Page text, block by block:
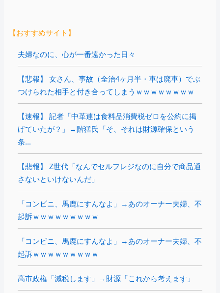
【おすすめサイト】
夫婦なのに、心が一番遠かった日々
【悲報】 女さん、事故（全治4ヶ月半・車は廃車）でぶ
つけられた相手と付き合ってしまうｗｗｗｗｗｗｗｗ
【速報】 記者「中革連は食料品消費税ゼロを公約に掲
げていたが？」→階猛氏「そ、それは財源確保という
条...
【悲報】 Z世代「なんでセルフレジなのに自分で商品通
さないといけないんだ」
「コンビニ、馬鹿にすんなよ」→あのオーナー夫婦、不
起訴ｗｗｗｗｗｗｗｗｗ
「コンビニ、馬鹿にすんなよ」→あのオーナー夫婦、不
起訴ｗｗｗｗｗｗｗｗｗ
高市政権「減税します」→財源「これから考えます」